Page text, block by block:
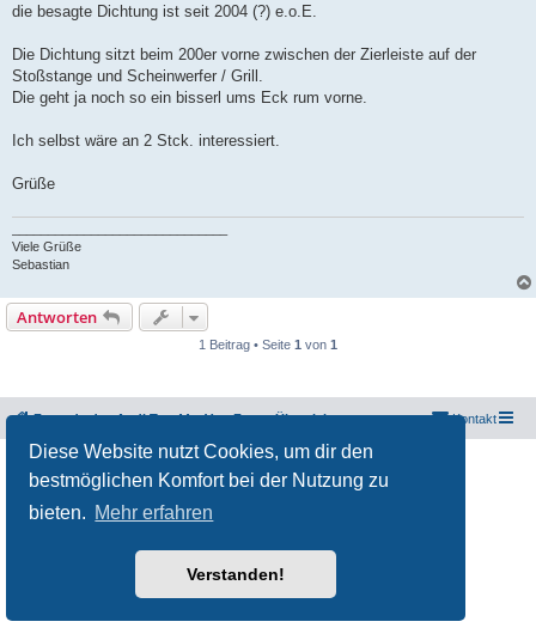
Diese Website nutzt Cookies, um dir den
bestmöglichen Komfort bei der Nutzung zu
bieten. Mehr erfahren
Verstanden!
a
die besagte Dichtung ist seit 2004 (?) e.o.E.
Die Dichtung sitzt beim 200er vorne zwischen der Zierleiste auf der
Stoßstange und Scheinwerfer / Grill.
Die geht ja noch so ein bisserl ums Eck rum vorne.
Ich selbst wäre an 2 Stck. interessiert.
Grüße
Viele Grüße
Sebastian
Antworten
1 Beitrag • Seite 1 von 1
Freunde des Audi Typ 44 e.V. Foren-Übersicht Kontakt
Powered byphpBB® Forum Software © phpBB Limited
Deutsche Übersetzung durchphpBB.de
Datenschutz